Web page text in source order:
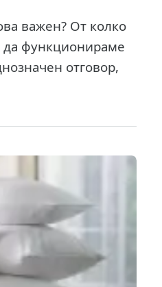
важен? От колко
да функционираме
отговор,